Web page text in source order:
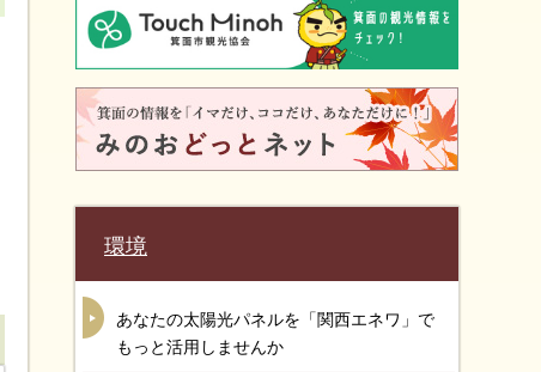
環境
あなたの太陽光パネルを「関西エネワ」で
もっと活用しませんか